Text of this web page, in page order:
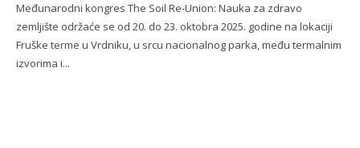
Međunarodni kongres The Soil Re-Union: Nauka za zdravo
zemljište održaće se od 20. do 23. oktobra 2025. godine na lokaciji
Fruške terme u Vrdniku, u srcu nacionalnog parka, među termalnim
izvorima i...